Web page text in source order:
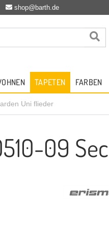
shop@barth.de
TAPETEN FARBEN
Uni flieder
09